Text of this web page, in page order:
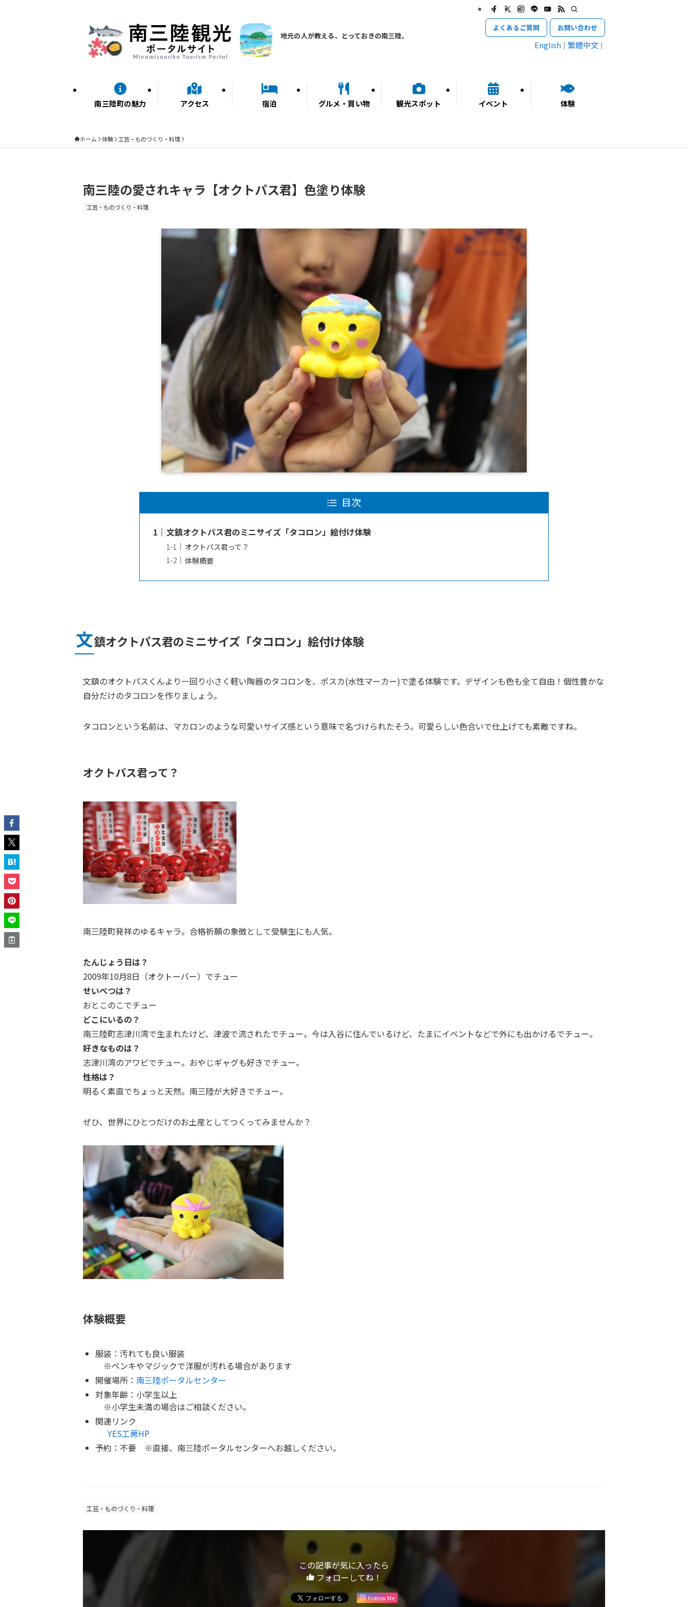
地元の人が教える、とっておきの南三陸。
南三陸町の魅力 アクセス 宿泊 グルメ・買い物 観光スポット イベント 体験
よくあるご質問 お問い合わせ
English 繁體中文
ホーム 体験 工芸・ものづくり・料理
南三陸の愛されキャラ【オクトパス君】色塗り体験
工芸・ものづくり・料理
目次
文鎮オクトパス君のミニサイズ「タコロン」絵付け体験
オクトパス君って？
体験概要
文鎮オクトパス君のミニサイズ「タコロン」絵付け体験
文鎮のオクトパスくんより一回り小さく軽い陶器のタコロンを、ポスカ(水性マーカー)で塗る体験です。デザインも色も全て自由！個性豊かな
自分だけのタコロンを作りましょう。
タコロンという名前は、マカロンのような可愛いサイズ感という意味で名づけられたそう。可愛らしい色合いで仕上げても素敵ですね。
オクトパス君って？
南三陸町発祥のゆるキャラ。合格祈願の象徴として受験生にも人気。
たんじょう日は？
2009年10月8日（オクトーバー）でチュー
せいべつは？
おとこのこでチュー
どこにいるの？
南三陸町志津川湾で生まれたけど、津波で流されたでチュー。今は入谷に住んでいるけど、たまにイベントなどで外にも出かけるでチュー。
好きなものは？
志津川湾のアワビでチュー。おやじギャグも好きでチュー。
性格は？
明るく素直でちょっと天然。南三陸が大好きでチュー。
ぜひ、世界にひとつだけのお土産としてつくってみませんか？
体験概要
服装：汚れても良い服装
※ペンキやマジックで洋服が汚れる場合があります
開催場所： 南三陸ポータルセンター
対象年齢：小学生以上
※小学生未満の場合はご相談ください。
関連リンク
YES工房HP
予約：不要 ※直接、南三陸ポータルセンターへお越しください。
工芸・ものづくり・料理
この記事が気に入ったら
フォローしてね！
Follow Me